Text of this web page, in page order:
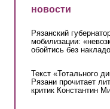
новости
Рязанский
мобилизации:
обойтись без
Текст «Тотального
Рязани прочитает
критик Константин